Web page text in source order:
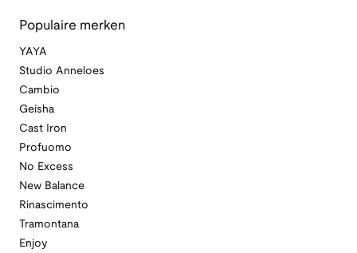
Populaire merken
YAYA
Studio Anneloes
Cambio
Geisha
Cast Iron
Profuomo
No Excess
New Balance
Rinascimento
Tramontana
Enjoy